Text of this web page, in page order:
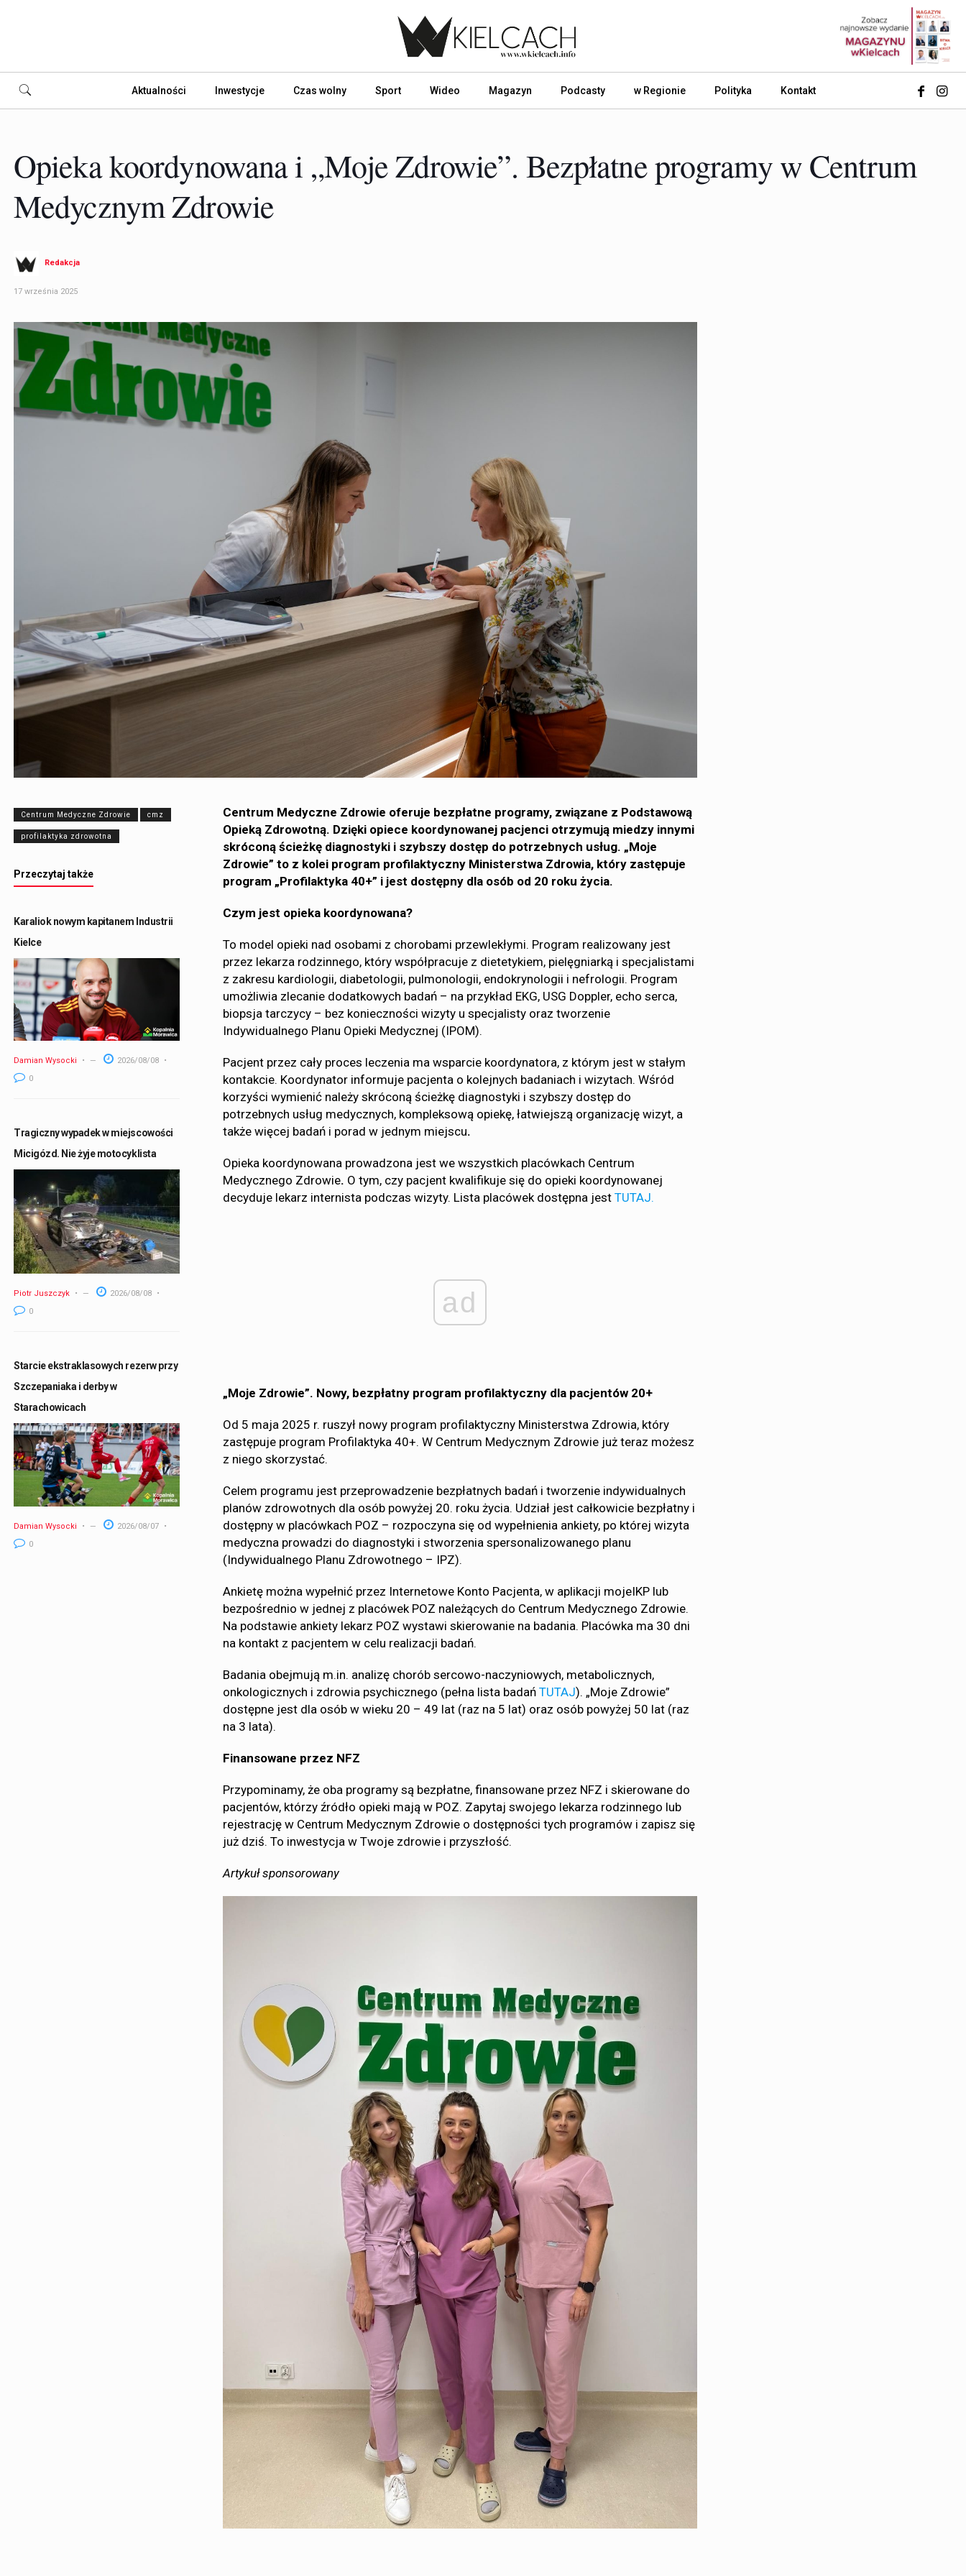
Aktualności Inwestycje Czas wolny Sport Wideo Magazyn Podcasty w Regionie Polityka Kontakt
Opieka koordynowana i „Moje Zdrowie”. Bezpłatne programy w Centrum
Medycznym Zdrowie
Redakcja
17 września 2025
Centrum Medyczne Zdrowie cmz
profilaktyka zdrowotna
Przeczytaj także
Karaliok nowym kapitanem Industrii
Kielce
Damian Wysocki
2026/08/08
0
Tragiczny wypadek w miejscowości
Micigózd. Nie żyje motocyklista
Piotr Juszczyk
2026/08/08
0
Starcie ekstraklasowych rezerw przy
Szczepaniaka i derby w
Starachowicach
Damian Wysocki
2026/08/07
0
Centrum Medyczne Zdrowie oferuje bezpłatne programy, związane z Podstawową
Opieką Zdrowotną. Dzięki opiece koordynowanej pacjenci otrzymują miedzy innymi
skróconą ścieżkę diagnostyki i szybszy dostęp do potrzebnych usług. „Moje
Zdrowie” to z kolei program profilaktyczny Ministerstwa Zdrowia, który zastępuje
program „Profilaktyka 40+” i jest dostępny dla osób od 20 roku życia.
Czym jest opieka koordynowana?
To model opieki nad osobami z chorobami przewlekłymi. Program realizowany jest
przez lekarza rodzinnego, który współpracuje z dietetykiem, pielęgniarką i specjalistami
z zakresu kardiologii, diabetologii, pulmonologii, endokrynologii i nefrologii. Program
umożliwia zlecanie dodatkowych badań – na przykład EKG, USG Doppler, echo serca,
biopsja tarczycy – bez konieczności wizyty u specjalisty oraz tworzenie
Indywidualnego Planu Opieki Medycznej (IPOM).
Pacjent przez cały proces leczenia ma wsparcie koordynatora, z którym jest w stałym
kontakcie. Koordynator informuje pacjenta o kolejnych badaniach i wizytach. Wśród
korzyści wymienić należy skróconą ścieżkę diagnostyki i szybszy dostęp do
potrzebnych usług medycznych, kompleksową opiekę, łatwiejszą organizację wizyt, a
także więcej badań i porad w jednym miejscu.
Opieka koordynowana prowadzona jest we wszystkich placówkach Centrum
Medycznego Zdrowie. O tym, czy pacjent kwalifikuje się do opieki koordynowanej
decyduje lekarz internista podczas wizyty. Lista placówek dostępna jestTUTAJ.
ad
„Moje Zdrowie”. Nowy, bezpłatny program profilaktyczny dla pacjentów 20+
Od 5 maja 2025 r. ruszył nowy program profilaktyczny Ministerstwa Zdrowia, który
zastępuje program Profilaktyka 40+. W Centrum Medycznym Zdrowie już teraz możesz
z niego skorzystać.
Celem programu jest przeprowadzenie bezpłatnych badań i tworzenie indywidualnych
planów zdrowotnych dla osób powyżej 20. roku życia. Udział jest całkowicie bezpłatny i
dostępny w placówkach POZ – rozpoczyna się od wypełnienia ankiety, po której wizyta
medyczna prowadzi do diagnostyki i stworzenia spersonalizowanego planu
(Indywidualnego Planu Zdrowotnego – IPZ).
Ankietę można wypełnić przez Internetowe Konto Pacjenta, w aplikacji mojeIKP lub
bezpośrednio w jednej z placówek POZ należących do Centrum Medycznego Zdrowie.
Na podstawie ankiety lekarz POZ wystawi skierowanie na badania. Placówka ma 30 dni
na kontakt z pacjentem w celu realizacji badań.
Badania obejmują m.in. analizę chorób sercowo-naczyniowych, metabolicznych,
onkologicznych i zdrowia psychicznego (pełna lista badańTUTAJ). „Moje Zdrowie”
dostępne jest dla osób w wieku 20 – 49 lat (raz na 5 lat) oraz osób powyżej 50 lat (raz
na 3 lata).
Finansowane przez NFZ
Przypominamy, że oba programy są bezpłatne, finansowane przez NFZ i skierowane do
pacjentów, którzy źródło opieki mają w POZ. Zapytaj swojego lekarza rodzinnego lub
rejestrację w Centrum Medycznym Zdrowie o dostępności tych programów i zapisz się
już dziś. To inwestycja w Twoje zdrowie i przyszłość.
Artykuł sponsorowany